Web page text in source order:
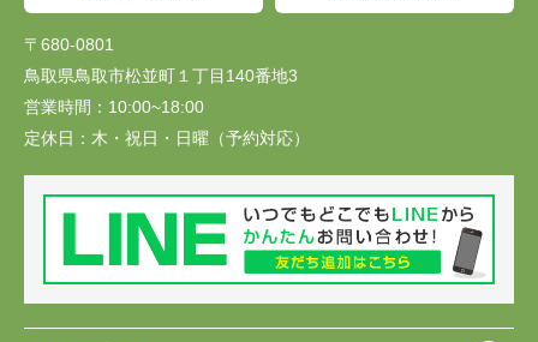
〒680-0801
鳥取県鳥取市松並町１丁目140番地3
営業時間： 10:00~18:00
定休日： 木・祝日・日曜（予約対応）